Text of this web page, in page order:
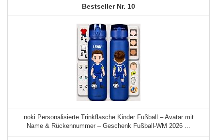
10
noki Personalisierte Trinkflasche Kinder Fußball – Avatar mit
Name & Rückennummer – Geschenk Fußball-WM 2026 ...